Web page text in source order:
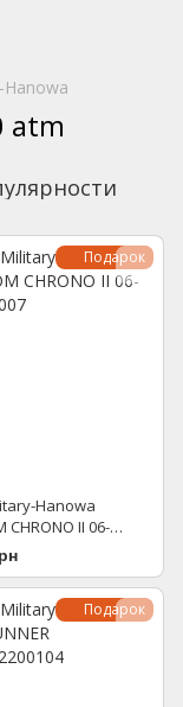
Hanowa
atm
Подарок
Hanowa
CHRONO II 06-
Подарок